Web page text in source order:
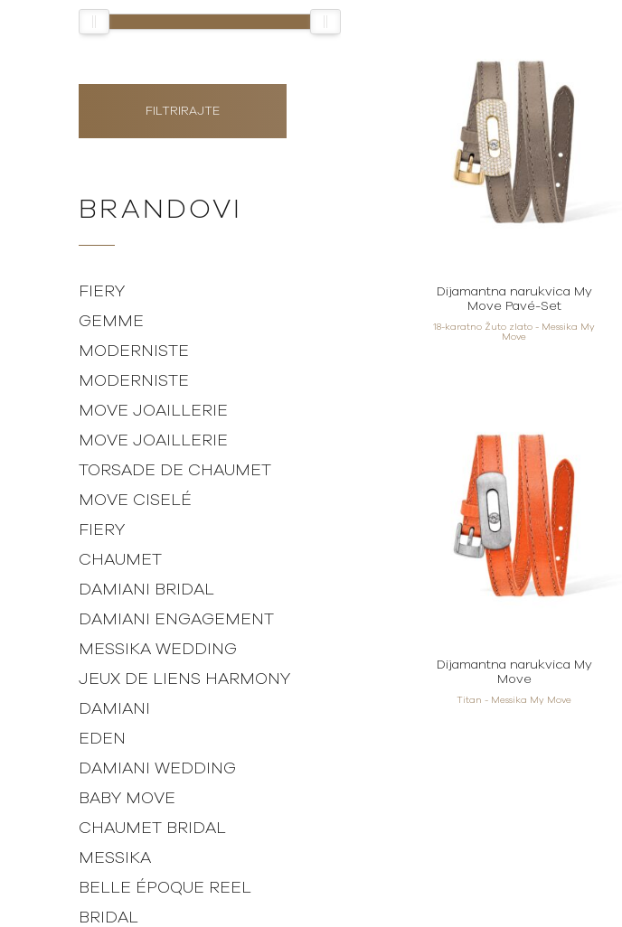
Dijamantna narukvica My
Move Pavé-Set
18-karatno Žuto zlato - Messika My
Move
Dijamantna narukvica My
Move
Titan - Messika My Move
FILTRIRAJTE
BRANDOVI
FIERY
GEMME
MODERNISTE
MODERNISTE
MOVE JOAILLERIE
MOVE JOAILLERIE
TORSADE DE CHAUMET
MOVE CISELÉ
FIERY
CHAUMET
DAMIANI BRIDAL
DAMIANI ENGAGEMENT
MESSIKA WEDDING
JEUX DE LIENS HARMONY
DAMIANI
EDEN
DAMIANI WEDDING
BABY MOVE
CHAUMET BRIDAL
MESSIKA
BELLE ÉPOQUE REEL
BRIDAL